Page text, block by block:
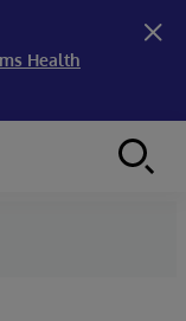
Health